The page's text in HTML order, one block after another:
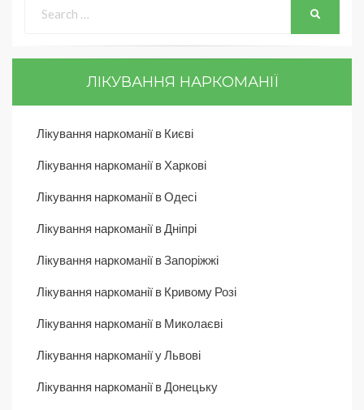
ЛІКУВАННЯ НАРКОМАНІЇ
Лікування наркоманії в Києві
Лікування наркоманії в Харкові
Лікування наркоманії в Одесі
Лікування наркоманії в Дніпрі
Лікування наркоманії в Запоріжжі
Лікування наркоманії в Кривому Розі
Лікування наркоманії в Миколаєві
Лікування наркоманії у Львові
Лікування наркоманії в Донецьку